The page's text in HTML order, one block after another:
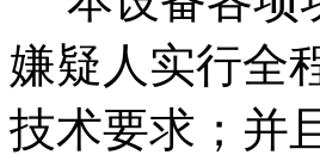
嫌疑人实行全
技术要求；并